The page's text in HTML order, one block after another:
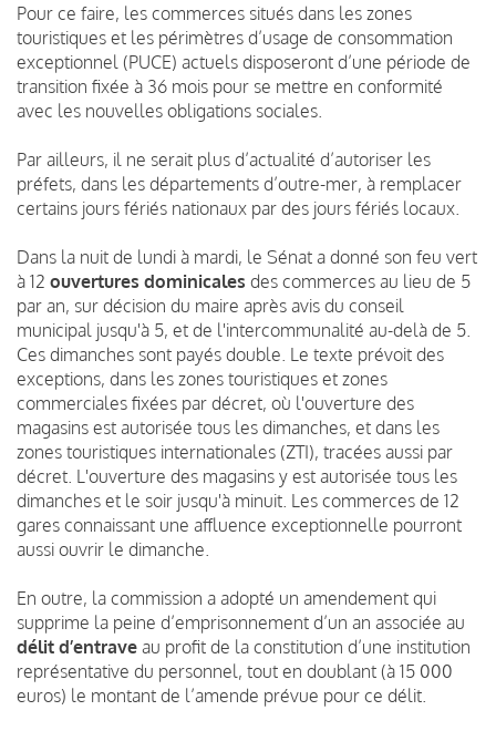
Pour ce faire, les commerces situés dans les zones
touristiques et les périmètres d’usage de consommation
exceptionnel (PUCE) actuels disposeront d’une période de
transition fixée à 36 mois pour se mettre en conformité
avec les nouvelles obligations sociales.
Par ailleurs, il ne serait plus d’actualité d’autoriser les
préfets, dans les départements d’outre-mer, à remplacer
certains jours fériés nationaux par des jours fériés locaux.
Dans la nuit de lundi à mardi, le Sénat a donné son feu vert
à 12 ouvertures dominicales des commerces au lieu de 5
par an, sur décision du maire après avis du conseil
municipal jusqu'à 5, et de l'intercommunalité au-delà de 5.
Ces dimanches sont payés double. Le texte prévoit des
exceptions, dans les zones touristiques et zones
commerciales fixées par décret, où l'ouverture des
magasins est autorisée tous les dimanches, et dans les
zones touristiques internationales (ZTI), tracées aussi par
décret. L'ouverture des magasins y est autorisée tous les
dimanches et le soir jusqu'à minuit. Les commerces de 12
gares connaissant une affluence exceptionnelle pourront
aussi ouvrir le dimanche.
En outre, la commission a adopté un amendement qui
supprime la peine d’emprisonnement d’un an associée au
délit d’entrave au profit de la constitution d’une institution
représentative du personnel, tout en doublant (à 15 000
euros) le montant de l’amende prévue pour ce délit.